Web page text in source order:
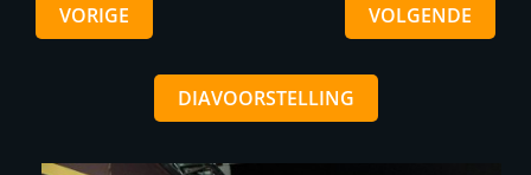
VORIGE VOLGENDE
DIAVOORSTELLING